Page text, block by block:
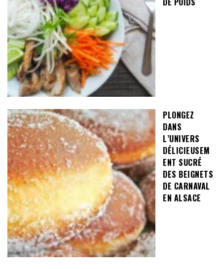
PLONGEZ
DANS
L’UNIVERS
DÉLICIEUSEM
ENT SUCRÉ
DES BEIGNETS
DE CARNAVAL
EN ALSACE